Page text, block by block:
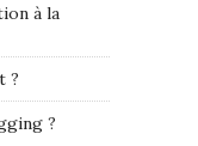
à la
?
?